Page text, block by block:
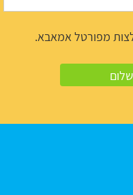
מפורטל אמאבא.